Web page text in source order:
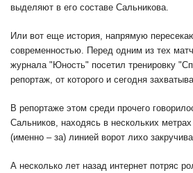
выделяют в его составе Сальникова.
Или вот еще история, напрямую
современностью. Перед одним из тех
журнала "Юность" посетил тренировку
репортаж, от которого и сегодня
В репортаже этом среди прочего
Сальников, находясь в нескольких
(именно – за) линией ворот лихо
А несколько лет назад интернет потряс